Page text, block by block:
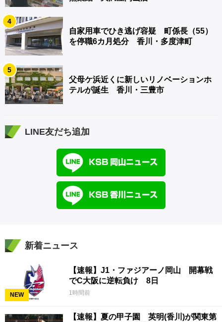
4
自家用車でひき逃げ容疑 町係長（55）
を停職6カ月処分 香川・多度津町
5
父母ケ浜近くに新しいリノベーションホ
テルが誕生 香川・三豊市
LINE友だち追加
新着ニュース
NEW
【速報】J1・ファジアーノ岡山 開幕戦
でC大阪に逆転負け 8日
1時間前
【速報】夏の甲子園 英明(香川)が関東第